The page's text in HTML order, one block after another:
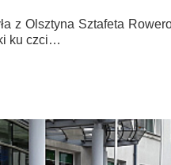
z Olsztyna Sztafeta
ku czci…